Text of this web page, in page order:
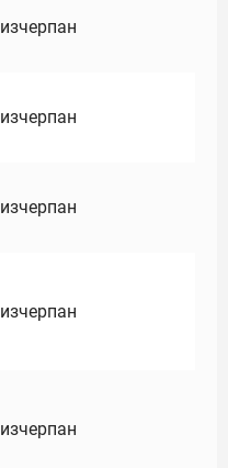
изчерпан
изчерпан
изчерпан
изчерпан
изчерпан